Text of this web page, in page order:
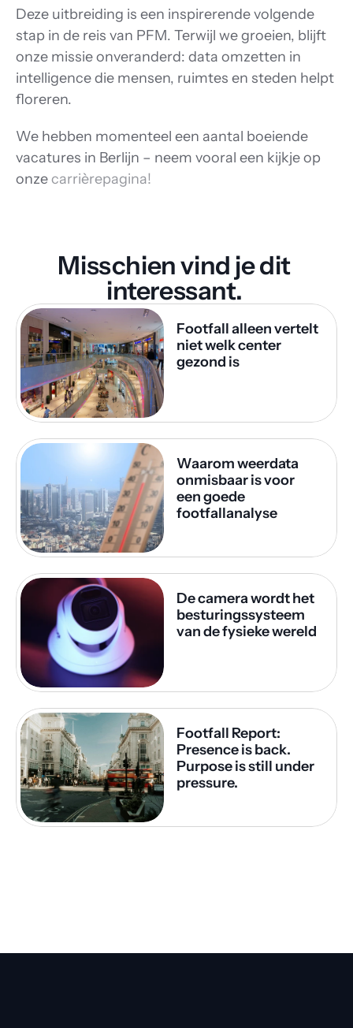
Deze uitbreiding is een inspirerende volgende
stap in de reis van PFM. Terwijl we groeien, blijft
onze missie onveranderd: data omzetten in
intelligence die mensen, ruimtes en steden helpt
floreren.
We hebben momenteel een aantal boeiende
vacatures in Berlijn – neem vooral een kijkje op
onze carrièrepagina!
Misschien vind je dit
interessant.
Footfall alleen vertelt
niet welk center
gezond is
Waarom weerdata
onmisbaar is voor
een goede
footfallanalyse
De camera wordt het
besturingssysteem
van de fysieke wereld
Footfall Report:
Presence is back.
Purpose is still under
pressure.